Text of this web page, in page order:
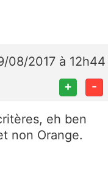
08/2017 à 12h44
+ -
eh ben
non Orange.